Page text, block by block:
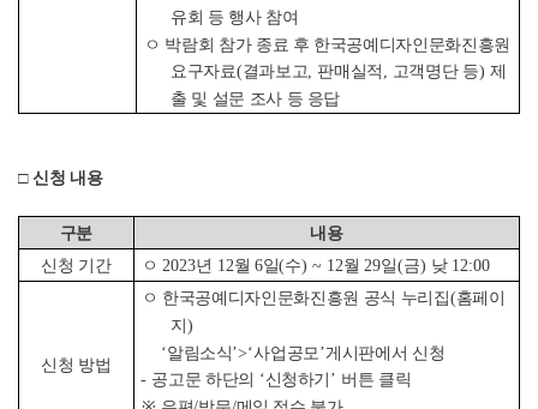
유회 등 행사 참여
ㅇ 박람회 참가 종료 후 한국공예디자인문화진흥원
요구자료(결과보고, 판매실적 , 고객명단 등) 제
출 및 설문 조사 등 응답
□ 신청 내용
구분
내용
신청 기간
ㅇ 2023년 12월 6일(수) ~ 12월 29일(금) 낮 12:00
신청 방법
ㅇ 한국공예디자인문화진흥원 공식 누리집(홈페이
지)
‘알림소식’>‘사업공모 ’게시판에서 신청
- 공고문 하단의 ‘신청하기 ’ 버튼 클릭